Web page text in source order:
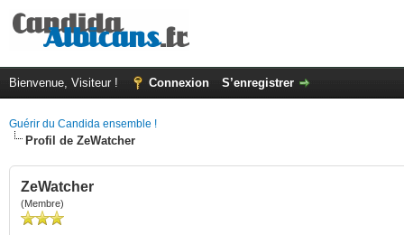
Bienvenue, Visiteur ! Connexion S’enregistrer
Guérir du Candida ensemble !
Profil de ZeWatcher
ZeWatcher
(Membre)